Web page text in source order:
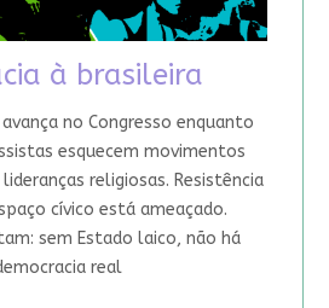
à brasileira
no Congresso enquanto
esquecem movimentos
religiosas. Resistência
cívico está ameaçado.
sem Estado laico, não há
real